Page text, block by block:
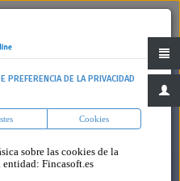
PREFERENCIA DE LA PRIVACIDAD
Cookies
sobre las cookies de la
Fincasoft.es